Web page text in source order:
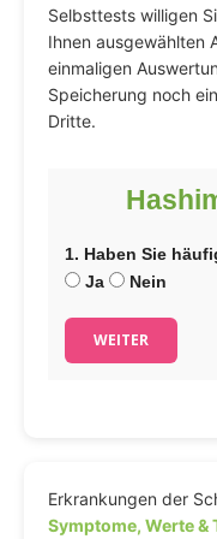
Selbsttests willigen
Ihnen ausgewählten
einmaligen
Speicherung noch
Dritte.
1. Haben Sie
Ja
Nein
WEITER
Erkrankungen der
Symptome, Werte &